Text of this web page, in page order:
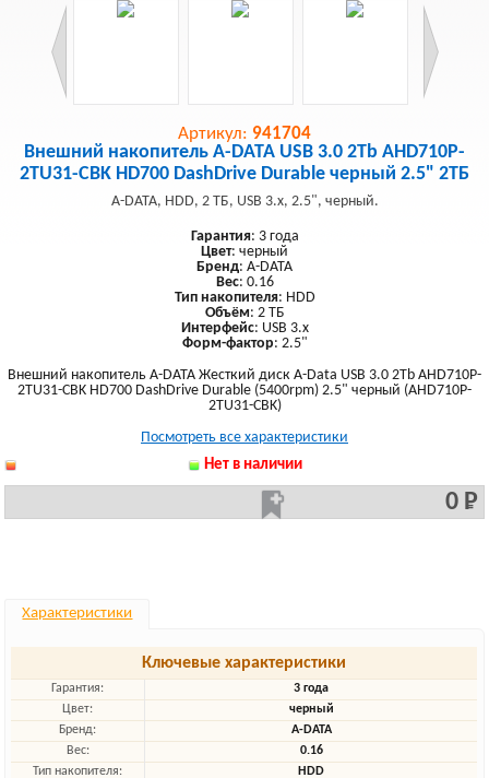
Артикул: 941704
Внешний накопитель A-DATA USB 3.0 2Tb AHD710P-
2TU31-CBK HD700 DashDrive Durable черный 2.5" 2ТБ
A-DATA, HDD, 2 ТБ, USB 3.x, 2.5", черный.
Гарантия: 3 года
Цвет: черный
Бренд: A-DATA
Вес: 0.16
Тип накопителя: HDD
Объём: 2 ТБ
Интерфейс: USB 3.x
Форм-фактор: 2.5"
Внешний накопитель A-DATA Жесткий диск A-Data USB 3.0 2Tb AHD710P-
2TU31-CBK HD700 DashDrive Durable (5400rpm) 2.5" черный (AHD710P-
2TU31-CBK)
Посмотреть все характеристики
Нет в наличии
0 Р
Характеристики
Ключевые характеристики
Гарантия:
3 года
Цвет:
черный
Бренд:
A-DATA
Вес:
0.16
Тип накопителя:
HDD